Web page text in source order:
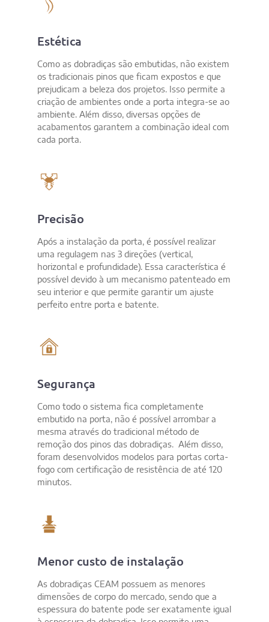
Estética
Como as dobradiças são embutidas, não existem
os tradicionais pinos que ficam expostos e que
prejudicam a beleza dos projetos. Isso permite a
criação de ambientes onde a porta integra-se ao
ambiente. Além disso, diversas opções de
acabamentos garantem a combinação ideal com
cada porta.
Precisão​
Após a instalação da porta, é possível realizar
uma regulagem nas 3 direções (vertical,
horizontal e profundidade). Essa característica é
possível devido à um mecanismo patenteado em
seu interior e que permite garantir um ajuste
perfeito entre porta e batente.
Segurança​
Como todo o sistema fica completamente
embutido na porta, não é possível arrombar a
mesma através do tradicional método de
remoção dos pinos das dobradiças. Além disso,
foram desenvolvidos modelos para portas corta-
fogo com certificação de resistência de até 120
minutos.
Menor custo de instalação​
As dobradiças CEAM possuem as menores
dimensões de corpo do mercado, sendo que a
espessura do batente pode ser exatamente igual